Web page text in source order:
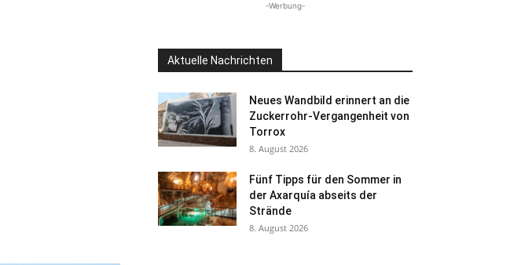
-Werbung-
Aktuelle Nachrichten
Neues Wandbild erinnert an die
Zuckerrohr-Vergangenheit von
Torrox
8. August 2026
Fünf Tipps für den Sommer in
der Axarquía abseits der
Strände
8. August 2026